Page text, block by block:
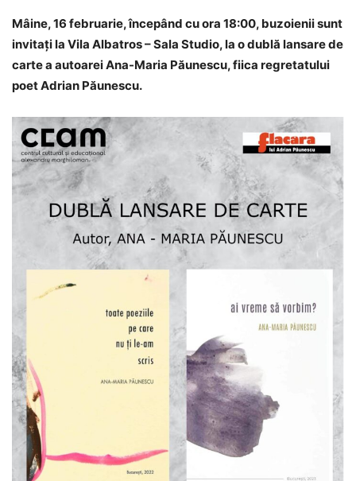
Mâine, 16 februarie, începând cu ora 18:00, buzoienii sunt
invitați la Vila Albatros – Sala Studio, la o dublă lansare de
carte a autoarei Ana-Maria Păunescu, fiica regretatului
poet Adrian Păunescu.